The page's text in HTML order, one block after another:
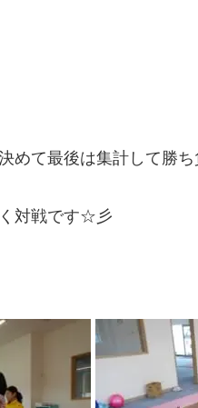
めて最後は集計して勝
対戦です☆彡